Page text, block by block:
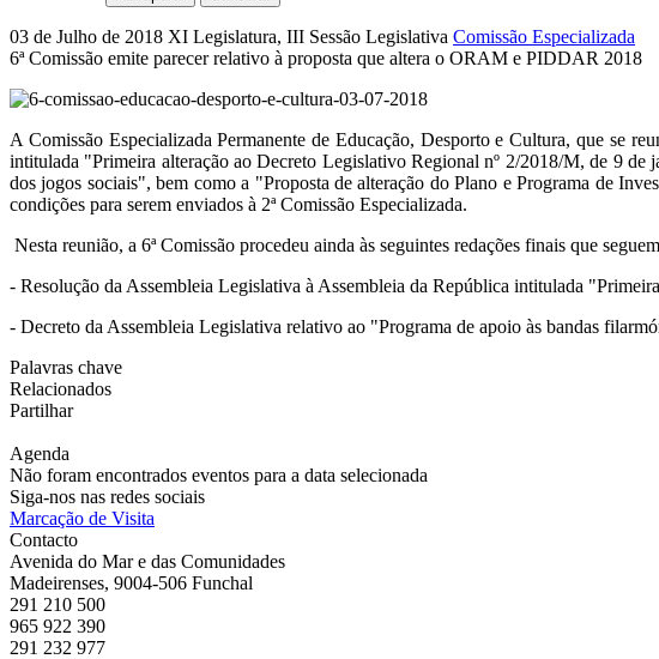
03 de Julho de 2018 XI Legislatura, III Sessão Legislativa Comissão Especializada
6ª Comissão emite parecer relativo à proposta que altera o ORAM e PIDDAR 2018
A Comissão Especializada Permanente de Educação, Desporto e Cultura, que se
intitulada "Primeira alteração ao Decreto Legislativo Regional nº 2/2018/M, de 9
dos jogos sociais", bem como a "Proposta de alteração do Plano e Programa de
condições para serem enviados à 2ª Comissão Especializada.
Nesta reunião, a 6ª Comissão procedeu ainda às seguintes redações finais que
- Resolução da Assembleia Legislativa à Assembleia da República intitulada
- Decreto da Assembleia Legislativa relativo ao "Programa de apoio às bandas
Palavras chave
Relacionados
Partilhar
Agenda
Não foram encontrados eventos para a data selecionada
Siga-nos nas redes sociais
Marcação de Visita
Contacto
Avenida do Mar e das Comunidades
Madeirenses, 9004-506 Funchal
291 210 500
965 922 390
291 232 977